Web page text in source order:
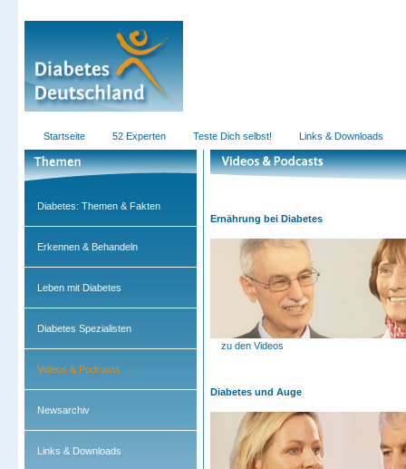
Ernährung bei Diabetes
zu den Videos
Diabetes und Auge
Diabetes: Themen & Fakten
Erkennen & Behandeln
Leben mit Diabetes
Diabetes Spezialisten
Videos & Podcasts
Newsarchiv
Links & Downloads
Startseite 52 Experten Teste Dich selbst! Links & Downloads